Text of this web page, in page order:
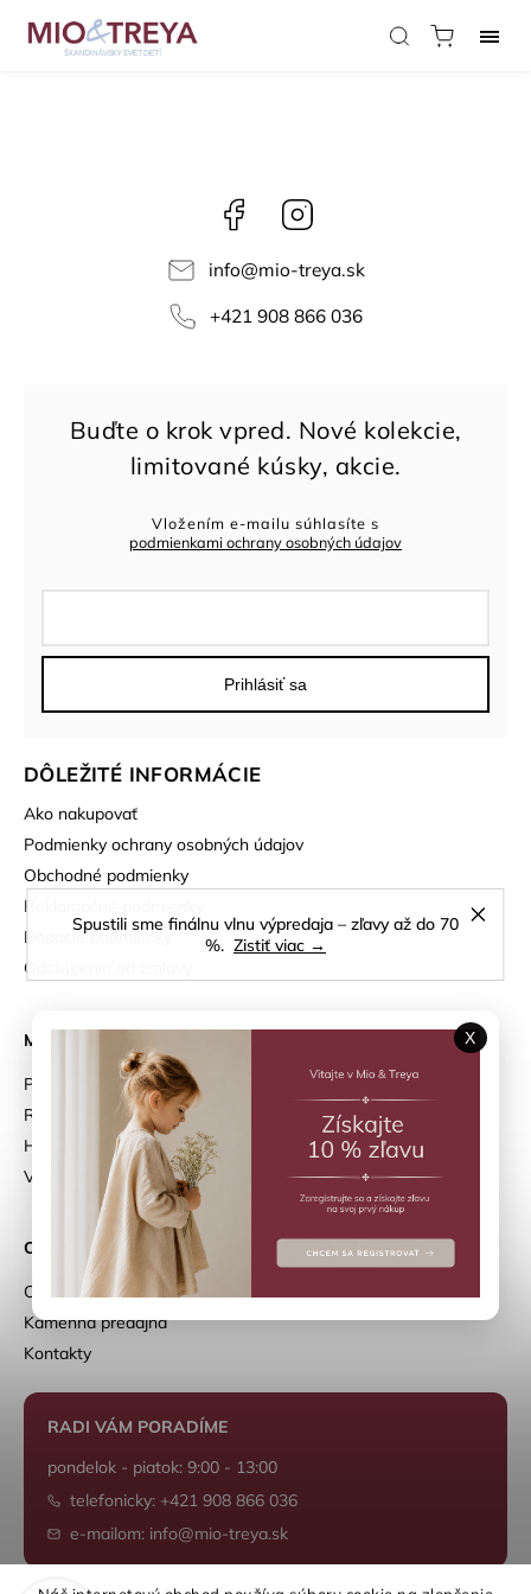
Spustili sme finálnu vlnu výpredaja – zľavy až do 70
%. Zistiť viac →
Facebook
info@mio-treya.sk
+421 908 866 036
DÔLEŽITÉ INFORMÁCIE
Ako nakupovať
Podmienky ochrany osobných údajov
Obchodné podmienky
Reklamačné podmienky
Dodacie podmienky
Odstúpenie od zmluvy
MÔJ ÚČET
Prihlásiť sa
Registrácia
História objednávok
Vrátenie objednávky
Vložením e-mailu súhlasíte s
podmienkami ochrany osobných údajov
Prihlásiť sa
O NÁS
O nás
Kamenná predajňa
Kontakty
RADI VÁM PORADÍME
pondelok - piatok: 9:00 - 13:00
telefonicky: +421 908 866 036
e-mailom: info@mio-treya.sk
X